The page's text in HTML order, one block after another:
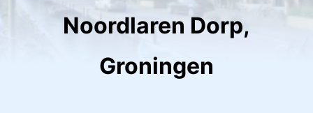
Noordlaren Dorp,
Groningen